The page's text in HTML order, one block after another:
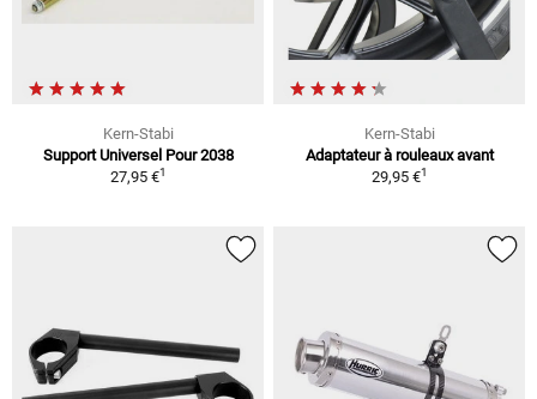
Kern-Stabi
Support Universel Pour 2038
27,95 €1
Kern-Stabi
Adaptateur à rouleaux avant
29,95 €1